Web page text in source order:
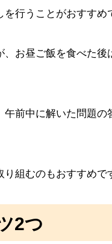
行うことがおすすめ
お昼ご飯を食べた
前中に解いた問題
組むのもおすすめで
2つ